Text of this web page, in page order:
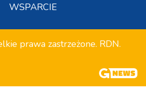
WSPARCIE
prawa zastrzeżone. RDN.